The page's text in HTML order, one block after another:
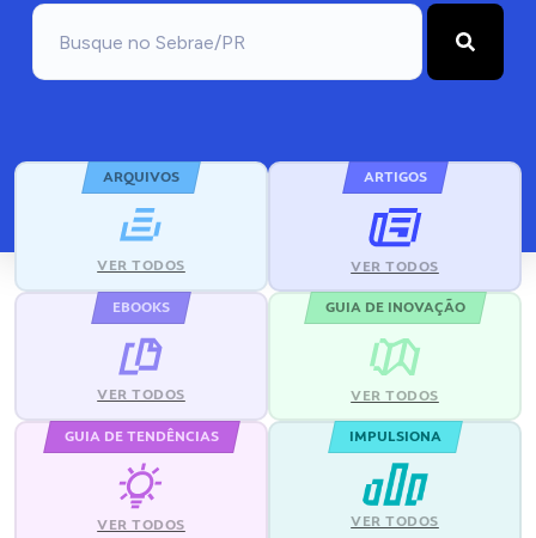
ARQUIVOS
VER TODOS
ARTIGOS
VER TODOS
EBOOKS
VER TODOS
GUIA DE INOVAÇÃO
VER TODOS
GUIA DE TENDÊNCIAS
VER TODOS
IMPULSIONA
VER TODOS